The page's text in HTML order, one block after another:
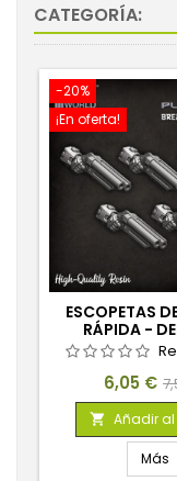
CATEGORÍA:
-20%
¡En oferta!
ESCOPETAS
RÁPIDA -
Precio
6,05 €
 Añadir
Más